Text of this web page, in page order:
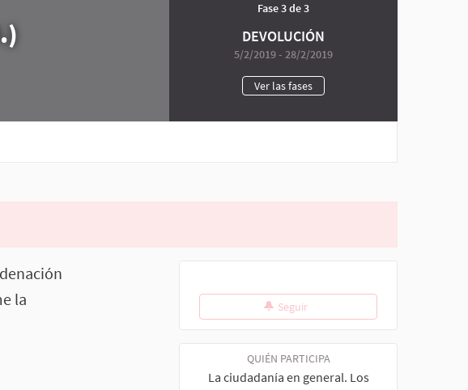
Fase 3 de 3
DEVOLUCIÓN
5/2/2019 - 28/2/2019
Ver las fases
la
Seguir
QUIÉN PARTICIPA
La ciudadanía en general. Los